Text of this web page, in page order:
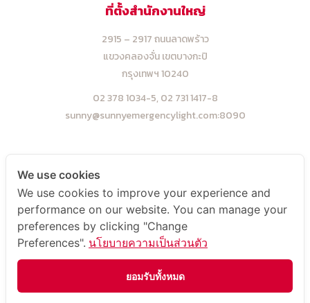
ที่ตั้งสำนักงานใหญ่
2915 – 2917 ถนนลาดพร้าว
แขวงคลองจั่น เขตบางกะปิ
กรุงเทพฯ 10240
02 378 1034-5, 02 731 1417-8
sunny@sunnyemergencylight.com:8090
5 ,7 ,9 ซ.โพธิ์แก้ว 3 แยก 9
แขวงคลองจั่น เขตบางกะปิ
กรุงเทพฯ 10240
02 948 4450-2
sale@sunnyemergencylight.com
We use cookies
We use cookies to improve your experience and
performance on our website. You can manage your
preferences by clicking "Change
Preferences". นโยบายความเป็นส่วนตัว
ยอมรับทั้งหมด